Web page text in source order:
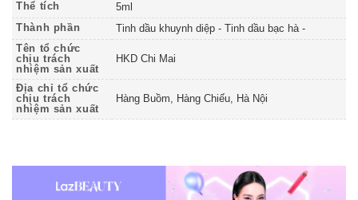
Thể tích
5ml
Thành phần
Tinh dầu khuynh diệp - Tinh dầu bạc hà -
Tên tổ chức
chịu trách
nhiệm sản xuất
HKD Chi Mai
Địa chỉ tổ chức
chịu trách
nhiệm sản xuất
Hàng Buồm, Hàng Chiếu, Hà Nội